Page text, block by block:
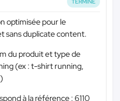
optimisée pour le
sans duplicate content.
du produit et type de
(ex : t-shirt running,
à la référence : 6110